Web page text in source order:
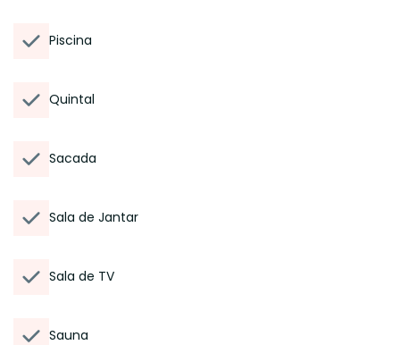
Piscina
Quintal
Sacada
Sala de Jantar
Sala de TV
Sauna